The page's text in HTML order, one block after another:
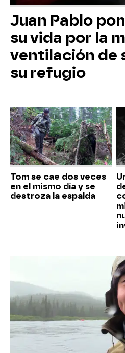
Juan Pablo
su vida por la
ventilación de
su refugio
Tom se cae dos veces
en el mismo día y se
destroza la espalda